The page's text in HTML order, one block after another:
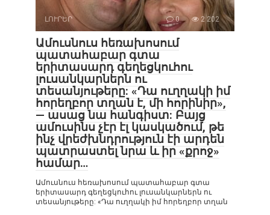
ԼՈՒՐԵՐ 0 2 202
Ամուսնուս հեռախոսում
պատահաբար գտա
երիտասարդ գեղեցկուհու
լուսանկարներն ու
տեսանյութերը: «Դա ուղղակի իմ
հորեղբոր տղան է, մի հորինիր»,
— ասաց նա հանգիստ: Բայց
ամուսինս չէր էլ կասկածում, թե
ինչ վրեժխնդրություն էի արդեն
պատրաստել նրա և իր «քրոջ»
համար…
Ամուսնուս հեռախոսում պատահաբար գտա
երիտասարդ գեղեցկուհու լուսանկարներն ու
տեսանյութերը: «Դա ուղղակի իմ հորեղբոր տղան